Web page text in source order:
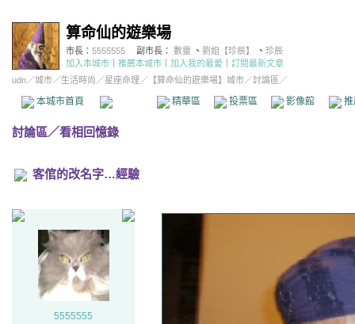
算命仙的遊樂場
市長： 5555555 副市長： 數靈 、 劉姐【珍辰】 、 珍辰
加入本城市
推薦本城市 加入我的最愛
訂閱最新文章
udn／城市／生活時尚 ／星座命理 ／ 【算命仙的遊樂場】城市／討論區／
本城市首頁 精華區 投票區 影像館
討論區／看相回憶錄
客倌的改名字…經驗
5555555